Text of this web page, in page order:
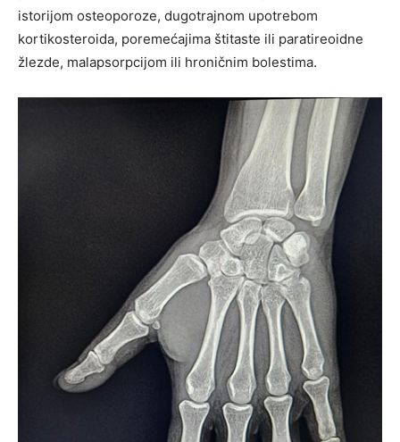
istorijom osteoporoze, dugotrajnom upotrebom
kortikosteroida, poremećajima štitaste ili paratireoidne
žlezde, malapsorpcijom ili hroničnim bolestima.